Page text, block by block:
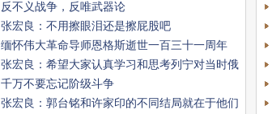
反不义战争，反唯武器论
张宏良：不用擦眼泪还是擦屁股吧
缅怀伟大革命导师恩格斯逝世一百三十一周年
张宏良：希望大家认真学习和思考列宁对当时俄
国“左派伍毛党”的批判
千万不要忘记阶级斗争
张宏良：郭台铭和许家印的不同结局就在于他们